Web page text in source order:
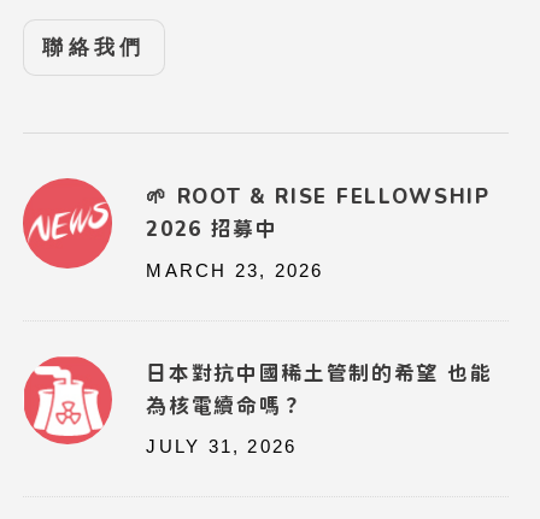
聯絡我們
🌱 ROOT & RISE FELLOWSHIP
2026 招募中
MARCH 23, 2026
日本對抗中國稀土管制的希望 也能
為核電續命嗎？
JULY 31, 2026